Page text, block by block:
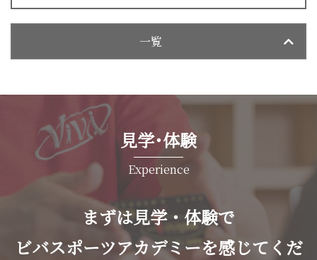
一覧
見学･体験
Experience
まずは見学・体験で
ビバスポーツアカデミーを感じてくだ